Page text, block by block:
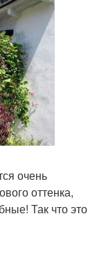
очень
оттенка,
Так что это